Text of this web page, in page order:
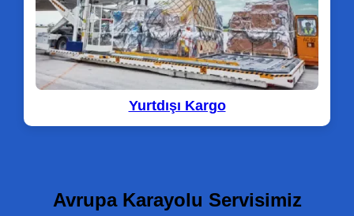
Yurtdışı Kargo
Avrupa Karayolu Servisimiz